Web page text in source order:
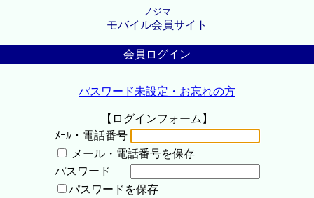
ノジマ
モバイル会員サイト
会員ログイン
パスワード未設定・お忘れの方
【ログインフォーム】
ﾒｰﾙ・電話番号
メール・電話番号を保存
パスワード
パスワードを保存